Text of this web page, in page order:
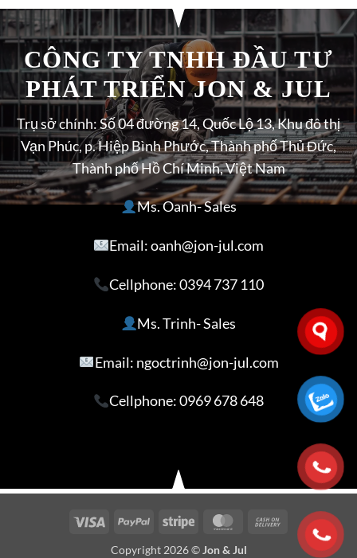
CÔNG TY TNHH ĐẦU TƯ
PHÁT TRIỂN JON & JUL
Trụ sở chính: Số 04 đường 14, Quốc Lộ 13, Khu đô thị
Vạn Phúc, p. Hiệp Bình Phước, Thành phố Thủ Đức,
Thành phố Hồ Chí Minh, Việt Nam
Ms. Oanh- Sales
Email: oanh@jon-jul.com
Cellphone:0394 737 110
Ms. Trinh- Sales
Email: ngoctrinh@jon-jul.com
Cellphone:0969 678 648
Visa PayPal Stripe MasterCardCash
On
Copyright 2026 © Jon & Jul